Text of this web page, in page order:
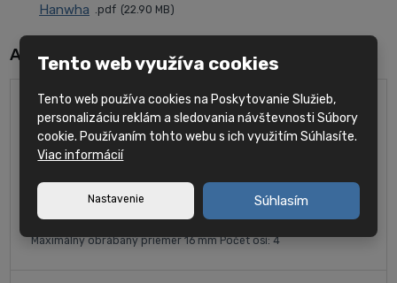
Hanwha
pdf 22.90 MB
Alternativní produkty
Hanwha XP16S
Maximálny obrábaný priemer 16 mm Počet osí: 4
Tento web využíva cookies
Tento web používa cookies na Poskytovanie Služieb,
personalizáciu reklám a sledovania návštevnosti Súbory
cookie. Používaním tohto webu s ich využitím Súhlasíte.
Viac informácií
Nastavenie Súhlasím